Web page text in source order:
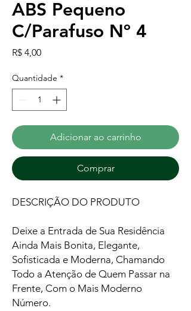
ABS Pequeno
C/Parafuso Nº 4
R$ 4,00Preço
Quantidade *
Adicionar ao carrinho
Comprar
DESCRIÇÃO DO PRODUTO
Deixe a Entrada de Sua Residência
Ainda Mais Bonita, Elegante,
Sofisticada e Moderna, Chamando
Todo a Atenção de Quem Passar na
Frente, Com o Mais Moderno
Número.